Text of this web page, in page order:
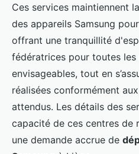
Ces services maintiennent
des appareils Samsung
offrant une tranquillité
fédératrices pour toutes les
envisageables, tout en
réalisées conformément
attendus. Les détails des
capacité de ces centres de
une demande accrue de